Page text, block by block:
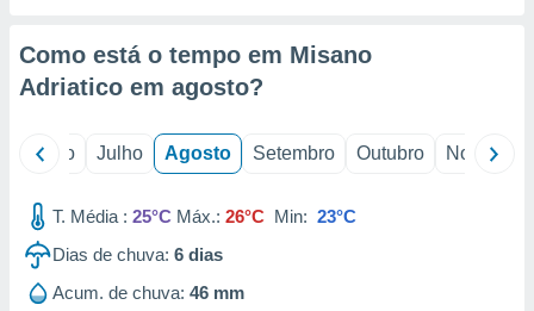
1199
Como está o tempo em Misano
Adriatico em agosto?
Junho Julho Agosto Setembro Outubro Novembro
T. Média : 25°C Máx.: 26°C Min: 23°C
Dias de chuva: 6 dias
Acum. de chuva: 46 mm